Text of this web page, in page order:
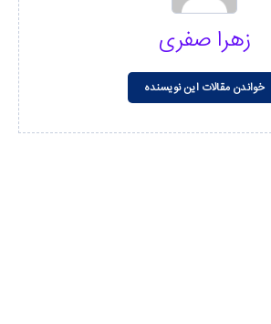
زهرا صفری
خواندن مقالات این نویسنده